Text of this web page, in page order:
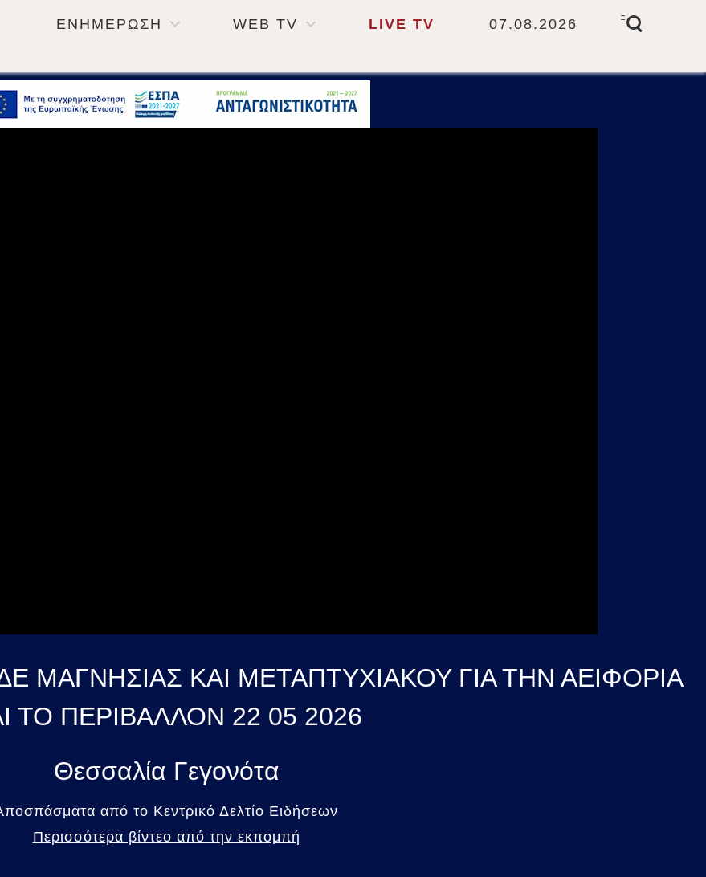
ΕΝΗΜΕΡΩΣΗ WEB TV LIVE TV 07.08.2026
-
ΜΑΓΝΗΣΙΑΣ ΚΑΙ ΜΕΤΑΠΤΥΧΙΑΚΟΥ ΓΙΑ ΤΗΝ ΑΕΙΦΟΡΙΑ
ΤΟ ΠΕΡΙΒΑΛΛΟΝ 22 05 2026
Θεσσαλία Γεγονότα
από το Κεντρικό Δελτίο Ειδήσεων
Περισσότερα βίντεο από την εκπομπή